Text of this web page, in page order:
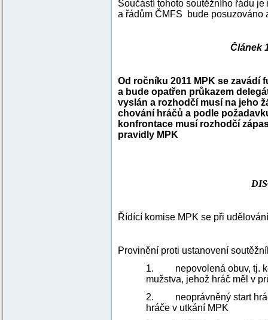
Součástí tohoto soutěžního řádu
a řádům ČMFS bude posuzováno
Článek
Od ročníku 2011 MPK se zavádí
a bude opatřen průkazem
vyslán a rozhodčí musí na jeho
chování hráčů a podle
konfrontace musí rozhodčí
pravidly MPK
Řídící komise MPK se při
Provinění proti ustanovení
1. nepovolená obuv, tj.
mužstva, jehož hráč měl v
2. neoprávněný start
hráče v utkání MPK